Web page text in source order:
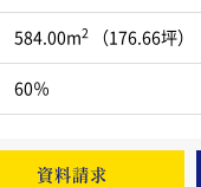
584.00m2 （176.66坪）
60％
資料請求